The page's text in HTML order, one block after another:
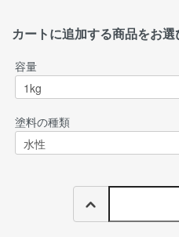
カートに追加する商品をお選
容量
塗料の種類